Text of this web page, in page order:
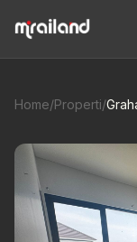
Home/Properti/